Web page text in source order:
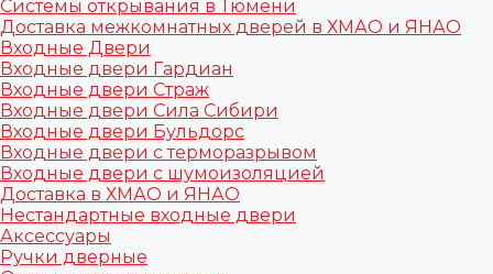
Системы открывания в Тюмени
Доставка межкомнатных дверей в ХМАО и ЯНАО
Входные Двери
Входные двери Гардиан
Входные двери Страж
Входные двери Сила Сибири
Входные двери Бульдорс
Входные двери с терморазрывом
Входные двери с шумоизоляцией
Доставка в ХМАО и ЯНАО
Нестандартные входные двери
Аксессуары
Ручки дверные